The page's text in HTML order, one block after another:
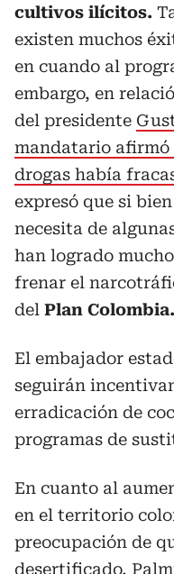
cultivos ilícitos.
existen muchos
en cuando al
embargo, en
del presidente
mandatario afirmó
drogas había
expresó que si
necesita de
han logrado
frenar el
del Plan Colombia.
El embajador
seguirán
erradicación de
programas de
En cuanto al
en el territorio
preocupación de
desertificado,